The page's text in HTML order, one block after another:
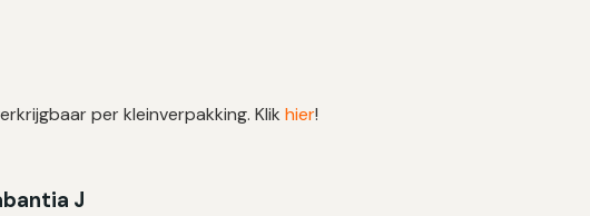
per kleinverpakking. Klikhier!
J